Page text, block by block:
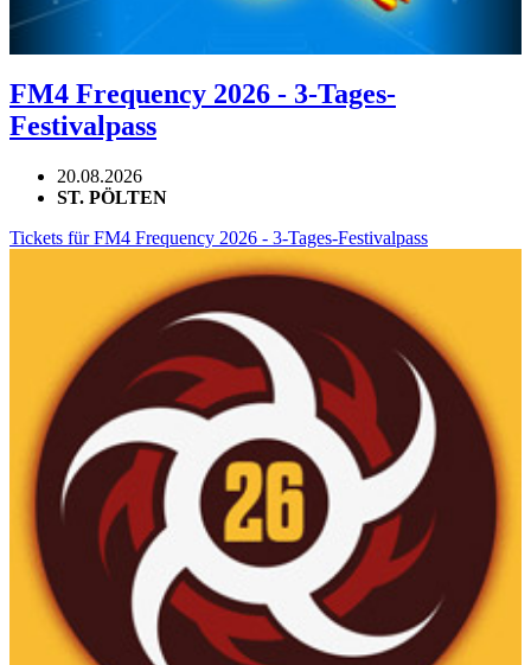
FM4 Frequency 2026 - 3-Tages-
Festivalpass
20.08.2026
ST. PÖLTEN
Tickets für FM4 Frequency 2026 - 3-Tages-Festivalpass